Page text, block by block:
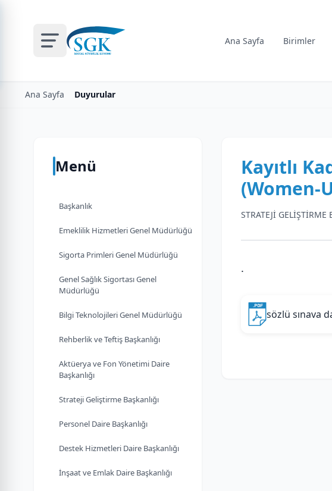
Ana Sayfa Birimler
Ana Sayfa Duyurular
Menü
Başkanlık
Emeklilik Hizmetleri Genel Müdürlüğü
Sigorta Primleri Genel Müdürlüğü
Genel Sağlık Sigortası Genel
Müdürlüğü
Bilgi Teknolojileri Genel Müdürlüğü
Rehberlik ve Teftiş Başkanlığı
Aktüerya ve Fon Yönetimi Daire
Başkanlığı
Strateji Geliştirme Başkanlığı
Personel Daire Başkanlığı
Destek Hizmetleri Daire Başkanlığı
İnşaat ve Emlak Daire Başkanlığı
Kayıtlı
(Women-
STRATEJİ GELİŞTİRME
.
sözlü sınava